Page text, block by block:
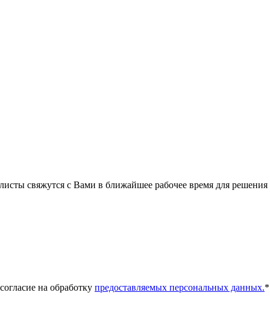
свяжутся с Вами в ближайшее рабочее время для
на обработку предоставляемых персональных данных.*